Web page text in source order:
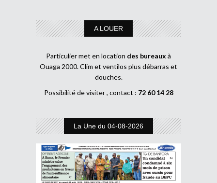
A LOUER
Particulier met en location des bureaux à
Ouaga 2000. Clim et ventilos plus débarras et
douches.
Possibilité de visiter , contact : 72 60 14 28
La Une du 04-08-2026